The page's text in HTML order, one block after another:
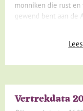
monniken die rust
gewend bent aan de
doorkruisen en leren
stroomt de Chao
Vertrekdata